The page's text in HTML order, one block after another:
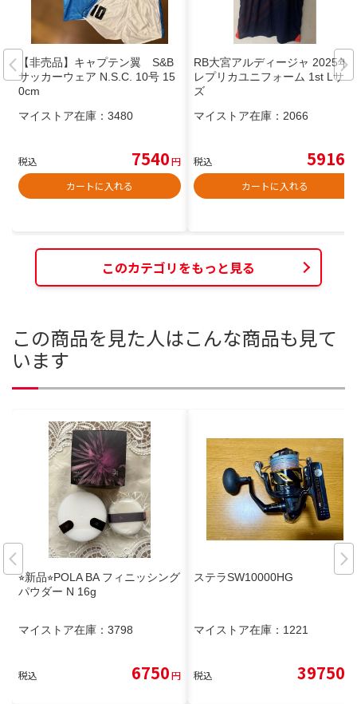
【非売品】キャプテン翼 S&B
サッカーウェア N.S.C. 10号 15
0cm
マイストア在庫： 3480
税込 7540円
カートに入れる
RB大宮アルディージャ 2025年
レプリカユニフォーム 1st Lサイ
ズ
マイストア在庫： 2066
税込 5916
カートに入れる
このカテゴリをもっと見る
この商品を見た人はこんな商品も見て
います
⭐︎新品⭐︎POLA BA フィニッシング
パウダー N 16g
マイストア在庫： 3798
税込 6750円
ステラSW10000HG
マイストア在庫： 1221
税込 39750